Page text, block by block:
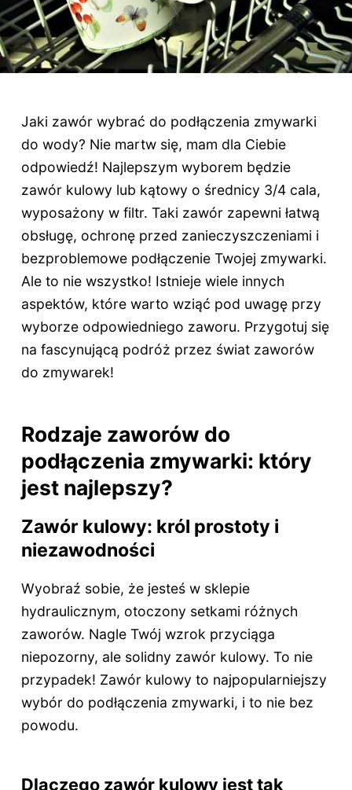
Jaki zawór wybrać do podłączenia zmywarki
do wody? Nie martw się, mam dla Ciebie
odpowiedź! Najlepszym wyborem będzie
zawór kulowy lub kątowy o średnicy 3/4 cala,
wyposażony w filtr. Taki zawór zapewni łatwą
obsługę, ochronę przed zanieczyszczeniami i
bezproblemowe podłączenie Twojej zmywarki.
Ale to nie wszystko! Istnieje wiele innych
aspektów, które warto wziąć pod uwagę przy
wyborze odpowiedniego zaworu. Przygotuj się
na fascynującą podróż przez świat zaworów
do zmywarek!
Rodzaje zaworów do
podłączenia zmywarki: który
jest najlepszy?
Zawór kulowy: król prostoty i
niezawodności
Wyobraź sobie, że jesteś w sklepie
hydraulicznym, otoczony setkami różnych
zaworów. Nagle Twój wzrok przyciąga
niepozorny, ale solidny zawór kulowy. To nie
przypadek! Zawór kulowy to najpopularniejszy
wybór do podłączenia zmywarki, i to nie bez
powodu.
Dlaczego zawór kulowy jest tak